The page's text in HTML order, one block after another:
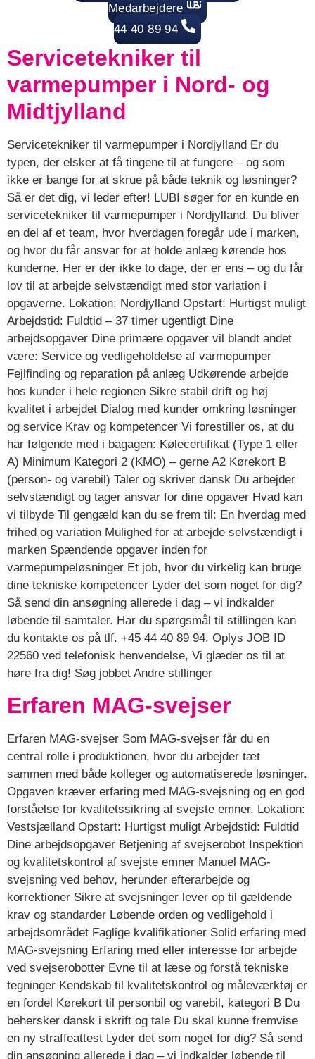
Medarbejdere
44 40 89 94
Servicetekniker til
varmepumper i Nord- og
Midtjylland
Servicetekniker til varmepumper i Nordjylland Er du
typen, der elsker at få tingene til at fungere – og som
ikke er bange for at skrue på både teknik og løsninger?
Så er det dig, vi leder efter! LUBI søger for en kunde en
servicetekniker til varmepumper i Nordjylland. Du bliver
en del af et team, hvor hverdagen foregår ude i marken,
og hvor du får ansvar for at holde anlæg kørende hos
kunderne. Her er der ikke to dage, der er ens – og du får
lov til at arbejde selvstændigt med stor variation i
opgaverne. Lokation: Nordjylland Opstart: Hurtigst muligt
Arbejdstid: Fuldtid – 37 timer ugentligt Dine
arbejdsopgaver Dine primære opgaver vil blandt andet
være: Service og vedligeholdelse af varmepumper
Fejlfinding og reparation på anlæg Udkørende arbejde
hos kunder i hele regionen Sikre stabil drift og høj
kvalitet i arbejdet Dialog med kunder omkring løsninger
og service Krav og kompetencer Vi forestiller os, at du
har følgende med i bagagen: Kølecertifikat (Type 1 eller
A) Minimum Kategori 2 (KMO) – gerne A2 Kørekort B
(person- og varebil) Taler og skriver dansk Du arbejder
selvstændigt og tager ansvar for dine opgaver Hvad kan
vi tilbyde Til gengæld kan du se frem til: En hverdag med
frihed og variation Mulighed for at arbejde selvstændigt i
marken Spændende opgaver inden for
varmepumpeløsninger Et job, hvor du virkelig kan bruge
dine tekniske kompetencer Lyder det som noget for dig?
Så send din ansøgning allerede i dag – vi indkalder
løbende til samtaler. Har du spørgsmål til stillingen kan
du kontakte os på tlf. +45 44 40 89 94. Oplys JOB ID
22560 ved telefonisk henvendelse, Vi glæder os til at
høre fra dig! Søg jobbet Andre stillinger
Erfaren MAG-svejser
Erfaren MAG-svejser Som MAG-svejser får du en
central rolle i produktionen, hvor du arbejder tæt
sammen med både kolleger og automatiserede løsninger.
Opgaven kræver erfaring med MAG-svejsning og en god
forståelse for kvalitetssikring af svejste emner. Lokation:
Vestsjælland Opstart: Hurtigst muligt Arbejdstid: Fuldtid
Dine arbejdsopgaver Betjening af svejserobot Inspektion
og kvalitetskontrol af svejste emner Manuel MAG-
svejsning ved behov, herunder efterarbejde og
korrektioner Sikre at svejsninger lever op til gældende
krav og standarder Løbende orden og vedligehold i
arbejdsområdet Faglige kvalifikationer Solid erfaring med
MAG-svejsning Erfaring med eller interesse for arbejde
ved svejserobotter Evne til at læse og forstå tekniske
tegninger Kendskab til kvalitetskontrol og måleværktøj er
en fordel Kørekort til personbil og varebil, kategori B Du
behersker dansk i skrift og tale Du skal kunne fremvise
en ny straffeattest Lyder det som noget for dig? Så send
din ansøgning allerede i dag – vi indkalder løbende til